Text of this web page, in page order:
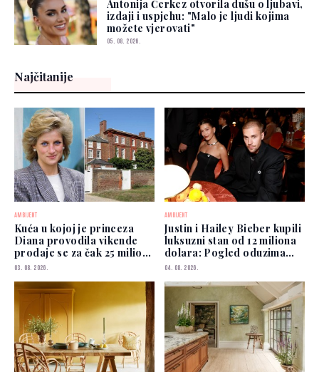
Antonija Čerkez otvorila dušu o ljubavi,
izdaji i uspjehu: "Malo je ljudi kojima
možete vjerovati"
05. 08. 2026.
Najčitanije
AMBIJENT
Kuća u kojoj je princeza
Diana provodila vikende
prodaje se za čak 25 miliona
funti
03. 08. 2026.
AMBIJENT
Justin i Hailey Bieber kupili
luksuzni stan od 12 miliona
dolara: Pogled oduzima
dah
04. 08. 2026.